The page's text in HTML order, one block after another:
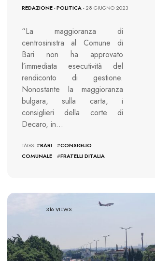
REDAZIONE-POLITICA- 28 GIUGNO 2023
“La maggioranza di
centrosinistra al Comune di
Bari non ha approvato
l’immediata esecutività del
rendiconto di gestione.
Nonostante la maggioranza
bulgara, sulla carta, i
consiglieri della corte di
Decaro, in…
TAGS: #BARI #CONSIGLIO
COMUNALE
#FRATELLI DITALIA
316 VIEWS